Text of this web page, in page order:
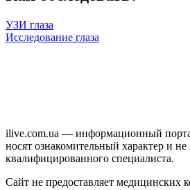
УЗИ глаза
Исследование глаза
ilive.com.ua — информационный
носят ознакомительный характер и
квалифицированного специалиста.
Сайт не предоставляет медицинских